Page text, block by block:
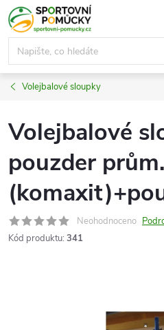
Přejít
na
obsah
Volejbalové sloupky
Volejbalové
pouzder
Neohodnoceno
Kód produktu: 341